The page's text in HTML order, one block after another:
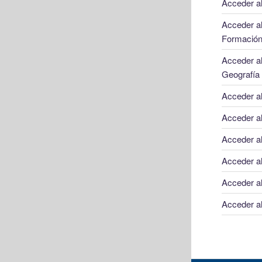
Acceder
Acceder
Acceder
Acceder
Acceder
Acceder
Acceder
Acceder
Acceder